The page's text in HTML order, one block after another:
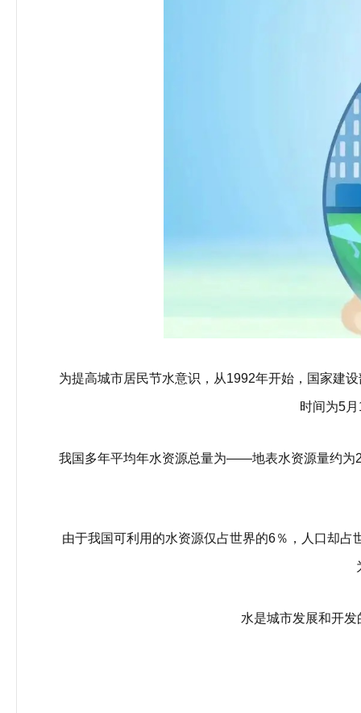
为提高城市居民节水意识，从1992年开始，国家建
时间为5
我国多年平均年水资源总量为——地表水资源量约为
由于我国可利用的水资源仅占世界的6％，人口却
水是城市发展和开